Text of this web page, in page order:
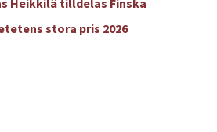
Heikkilä tilldelas Finska
stora pris 2026